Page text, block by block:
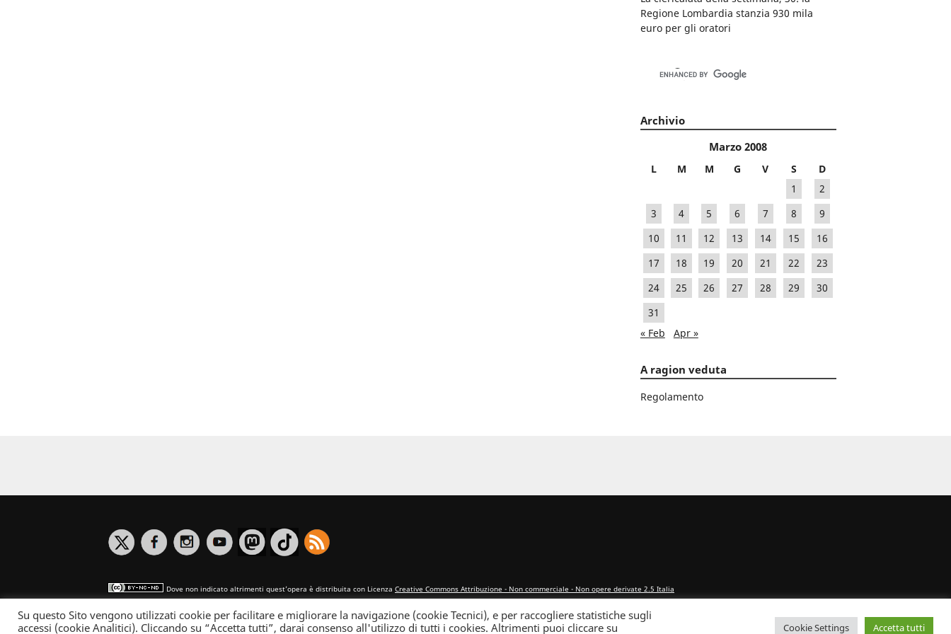
Regione Lombardia stanzia 930 mila
euro per gli oratori
Archivio
Marzo 2008
L M M G V S
D
1
2
3
4 5 6 7 8
9
10
11 12 13 14 15
16
17
18 19 20 21 22
23
24
25 26 27 28 29
30
31
« Feb
Apr »
A ragion veduta
Regolamento
Dove non indicato altrimenti quest’opera è distribuita con Licenza Creative Commons Attribuzione - Non commerciale - Non opere derivate 2.5 Italia
Informativa sulla privacy
Su questo Sito vengono utilizzati cookie per facilitare e migliorare la navigazione (cookie Tecnici), e per raccogliere statistiche sugli
accessi (cookie Analitici). Cliccando su “Accetta tutti”, darai consenso all'utilizzo di tutti i cookies. Altrimenti puoi cliccare su
Cookie Settings Accetta tutti